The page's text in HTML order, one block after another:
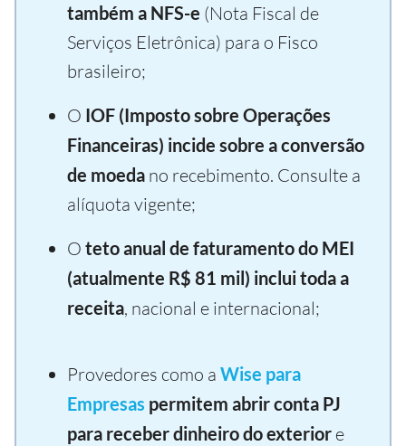
também a NFS-e (Nota Fiscal de
Serviços Eletrônica) para o Fisco
brasileiro;
O IOF (Imposto sobre Operações
Financeiras) incide sobre a conversão
de moeda no recebimento. Consulte a
alíquota vigente;
O teto anual de faturamento do MEI
(atualmente R$ 81 mil) inclui toda a
receita, nacional e internacional;
Provedores como a Wise para
Empresas permitem abrir conta PJ
para receber dinheiro do exterior e